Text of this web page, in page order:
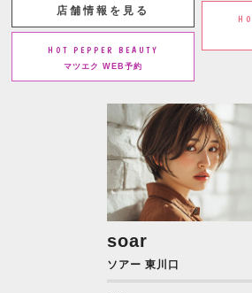
店舗情報を見る
HOT PEPPER BEAUTY
マツエク WEB予約
soar
ソアー 東川口